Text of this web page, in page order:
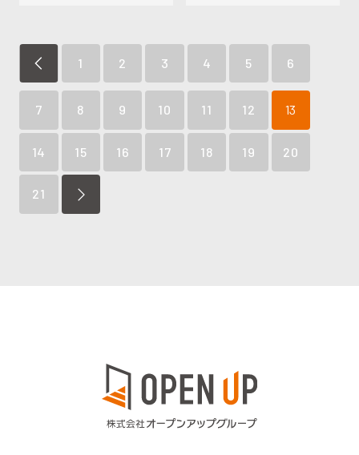
1 2 3 4 5 6
7 8 9 10 11 12 13
14 15 16 17 18 19 20
21